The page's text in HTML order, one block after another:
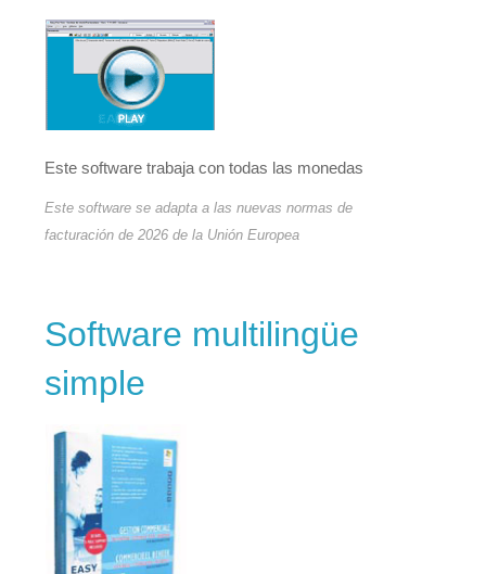
Este software trabaja con todas las monedas
Este software se adapta a las nuevas normas de
facturación de 2026 de la Unión Europea
Software multilingüe
simple